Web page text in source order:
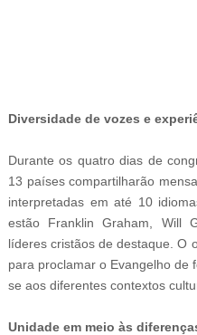
Diversidade de vozes e
Durante os quatro dias de
13 países compartilharão
interpretadas em até 10
estão Franklin Graham, Will
líderes cristãos de destaque. O
para proclamar o Evangelho de
se aos diferentes contextos
Unidade em meio às